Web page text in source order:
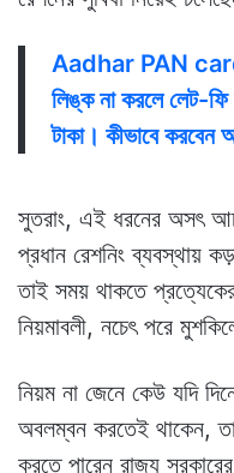
Aadhar PAN card
লিঙ্ক না করলে লেট-ফি
টাকা। কীভাবে করবেন
সুতরাং, এই ধরনের অসৎ
প্রধান রেশনিং ব্যবস্থায়
তাই সময় থাকতে
নিয়মাবলী, নচেৎ পরে
নিয়ম না জেনে কেউ যদি
অবলম্বন করতেই থাকেন,
করতে পারেন রাজ্য